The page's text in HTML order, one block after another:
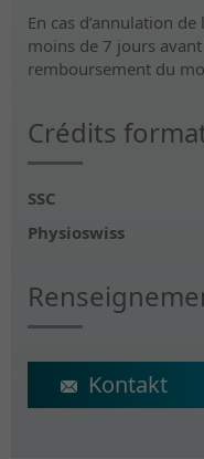
En cas d’annulation
moins de 7 jours
remboursement du
Crédits
SSC
Physioswiss
ecs@crr-suva.ch